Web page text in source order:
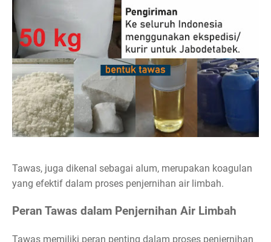
Tawas, juga dikenal sebagai alum, merupakan koagulan
yang efektif dalam proses penjernihan air limbah.
Peran Tawas dalam Penjernihan Air Limbah
Tawas memiliki peran penting dalam proses penjernihan